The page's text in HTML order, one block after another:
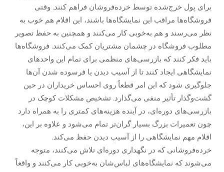
برای پول خرج‌شده توسط خرده‌فروشان فراهم کنند. وقتی
فروشگاه‌ها مراقب این نمایشگاه‌ها باشند، این اقلام هم خوب به
نظر می‌رسند و هم به‌خوبی کار می‌کنند و همچنین به حفظ تصویر
مطلوب فروشگاه در چشمان مشتریان کمک می‌کنند. فروشگاه‌ها
باید فکر کنند که بازرسی‌های منظمی برای تمام این واحدهای
نمایشگاهی ایجاد کنند تا از آسیب دیدن یا فرسوده شدن آن‌ها
جلوگیری شود که این امر قطعاً روی احساس خریداران در حین
گشت‌وگذار تأثیر منفی می‌گذارد. تشخیص مشکلات کوچک در
بازرسی‌های دوره‌ای، در آینده هزینه‌های کمتری را به همراه دارد
چون تعمیرات بزرگ بسیار گران‌تر تمام می‌شود و علاوه بر این،
اقلام مهم نمایشگاهی را از آسیب دیدن حفظ می‌کند.
خرده‌فروشانی که در نگهداری دوره‌ای تلاش می‌کنند، متوجه
می‌شوند که نمایشگاه‌های لباس‌شان به‌خوبی کار می‌کنند و واقعاً